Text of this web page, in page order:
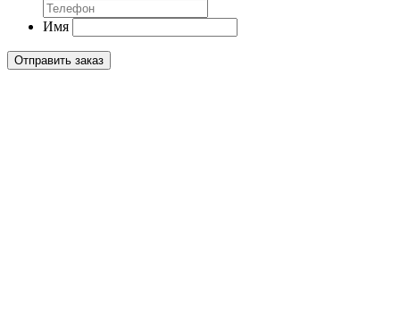
Имя
Отправить заказ